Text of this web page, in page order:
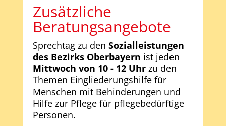
Zusätzliche
Beratungsangebote
Sprechtag zu den Sozialleistungen
des Bezirks Oberbayern ist jeden
Mittwoch von 10 - 12 Uhr zu den
Themen Eingliederungshilfe für
Menschen mit Behinderungen und
Hilfe zur Pflege für pflegebedürftige
Personen.